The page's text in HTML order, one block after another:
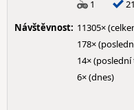
1
21
Návštěvnost: 11305×
178×
14×
6× (dnes)